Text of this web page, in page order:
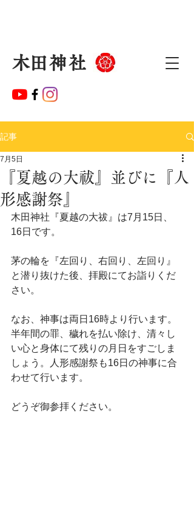
​木田神社
記事
『夏越の大祓』並びに『人
形感謝祭』
7月5日
木田神社『夏越の大祓』は7月15日、
16日です。
茅の輪を『左回り、右回り、左回り』
と潜り抜けた後、拝殿にてお詣りくだ
さい。
なお、神事は両日16時より行います。
半年間の罪、穢れを払い除け、清々し
い心と身体にて残りの月日をすごしま
しょう。人形感謝祭も16日の神事に合
わせて行います。
どうぞ御参拝ください。